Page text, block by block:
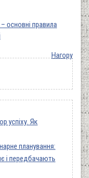
основні правила
Нагору
успіху. Як
планування:
і передбачають